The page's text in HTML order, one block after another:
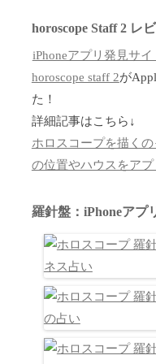
horoscope Staff 2 レ
iPhoneアプリ発見サ
horoscope staff 2が
た！
詳細記事はこちら↓
ホロスコープを描く
の位置やハウスをア
羅針盤：iPhoneアプ